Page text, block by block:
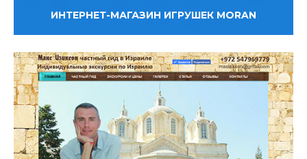
ИНТЕРНЕТ-МАГАЗИН ИГРУШЕК MORAN